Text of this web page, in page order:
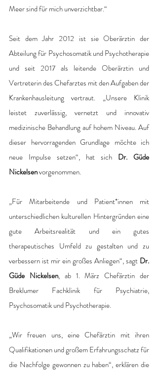
Meer sind für mich unverzichtbar.“
Seit dem Jahr 2012 ist sie Oberärztin der
Abteilung für Psychosomatik und Psychotherapie
und seit 2017 als leitende Oberärztin und
Vertreterin des Chefarztes mit den Aufgaben der
Krankenhausleitung vertraut. „Unsere Klinik
leistet zuverlässig, vernetzt und innovativ
medizinische Behandlung auf hohem Niveau. Auf
dieser hervorragenden Grundlage möchte ich
neue Impulse setzen“, hat sich Dr. Güde
Nickelsen vorgenommen.
„Für Mitarbeitende und Patient*innen mit
unterschiedlichen kulturellen Hintergründen eine
gute Arbeitsrealität und ein gutes
therapeutisches Umfeld zu gestalten und zu
verbessern ist mir ein großes Anliegen“, sagt Dr.
Güde Nickelsen, ab 1. März Chefärztin der
Breklumer Fachklinik für Psychiatrie,
Psychosomatik und Psychotherapie.
„Wir freuen uns, eine Chefärztin mit ihren
Qualifikationen und großem Erfahrungsschatz für
die Nachfolge gewonnen zu haben“, erklären die